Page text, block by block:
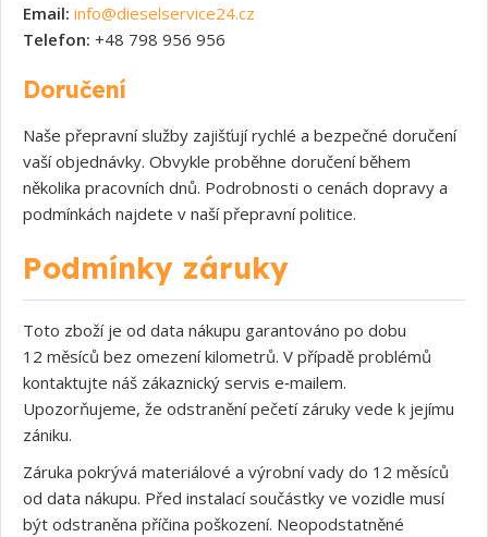
Email: info@dieselservice24.cz
Telefon: +48 798 956 956
Doručení
Naše přepravní služby zajišťují rychlé a bezpečné doručení
vaší objednávky. Obvykle proběhne doručení během
několika pracovních dnů. Podrobnosti o cenách dopravy a
podmínkách najdete v naší přepravní politice.
Podmínky záruky
Toto zboží je od data nákupu garantováno po dobu
12 měsíců bez omezení kilometrů. V případě problémů
kontaktujte náš zákaznický servis e‑mailem.
Upozorňujeme, že odstranění pečetí záruky vede k jejímu
zániku.
Záruka pokrývá materiálové a výrobní vady do 12 měsíců
od data nákupu. Před instalací součástky ve vozidle musí
být odstraněna příčina poškození. Neopodstatněné